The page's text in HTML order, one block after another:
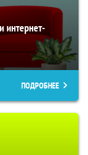
интернет-
ПОДРОБНЕЕ